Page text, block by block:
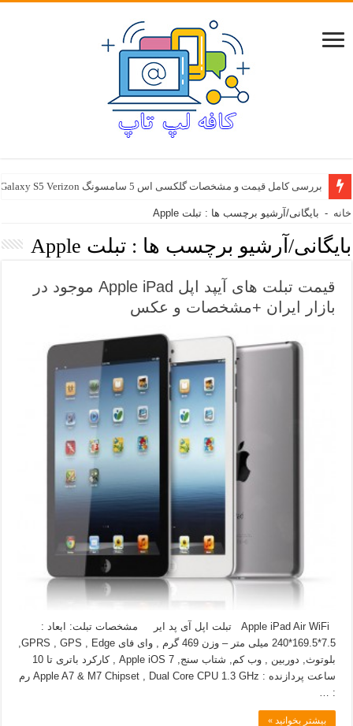
بررسی کامل قیمت و مشخصات گلکسی اس 5 سامسونگ Samsung Galaxy S5 Verizon
خانه - بایگانی/آرشیو برچسب ها : تبلت Apple
بایگانی/آرشیو برچسب ها :تبلت Apple
قیمت تبلت های آیپد اپل Apple iPad موجود در
بازار ایران +مشخصات و عکس
Apple iPad Air WiFi تبلت اپل آی پد ایر مشخصات تبلت: ابعاد :
بلوتوث, دوربین , وب کم, شتاب سنج, Apple iOS 7 , کارکرد باتری تا 10
ساعت پردازنده : Apple A7 & M7 Chipset , Dual Core CPU 1.3 GHz رم
: …
بیشتر بخوانید »